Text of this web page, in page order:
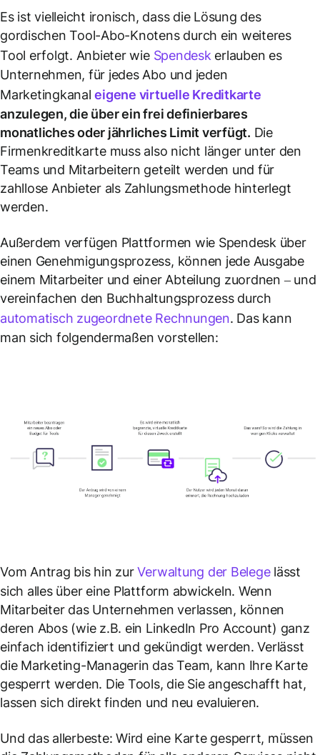
Es ist vielleicht ironisch, dass die Lösung des
gordischen Tool-Abo-Knotens durch ein weiteres
Tool erfolgt. Anbieter wie Spendesk erlauben es
Unternehmen, für jedes Abo und jeden
Marketingkanaleigene virtuelle Kreditkarte
anzulegen, die über ein frei definierbares
monatliches oder jährliches Limit verfügt. Die
Firmenkreditkarte muss also nicht länger unter den
Teams und Mitarbeitern geteilt werden und für
zahllose Anbieter als Zahlungsmethode hinterlegt
werden.
Außerdem verfügen Plattformen wie Spendesk über
einen Genehmigungsprozess, können jede Ausgabe
einem Mitarbeiter und einer Abteilung zuordnen – und
vereinfachen den Buchhaltungsprozess durch
automatisch zugeordnete Rechnungen. Das kann
man sich folgendermaßen vorstellen:
Vom Antrag bis hin zurVerwaltung der Belegelässt
sich alles über eine Plattform abwickeln. Wenn
Mitarbeiter das Unternehmen verlassen, können
deren Abos (wie z.B. ein LinkedIn Pro Account) ganz
einfach identifiziert und gekündigt werden. Verlässt
die Marketing-Managerin das Team, kann Ihre Karte
gesperrt werden. Die Tools, die Sie angeschafft hat,
lassen sich direkt finden und neu evaluieren.
Und das allerbeste: Wird eine Karte gesperrt, müssen